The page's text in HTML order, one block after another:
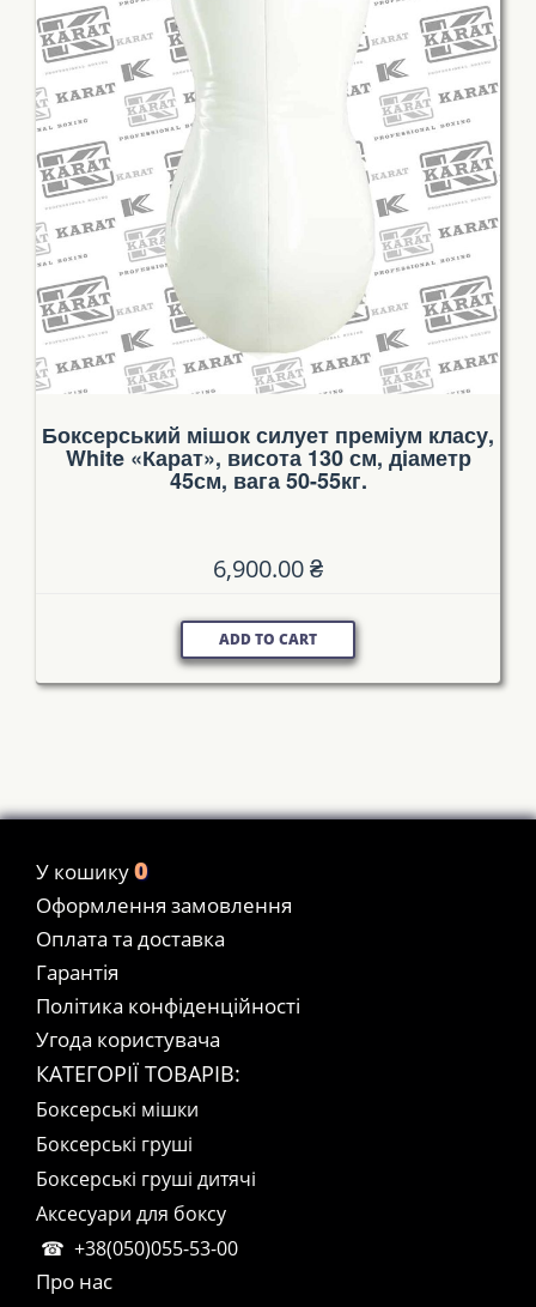
Боксерський мішок силует преміум класу,
White «Карат», висота 130 см, діаметр
45см, вага 50-55кг.
6,900.00₴
ADD TO CART
У кошику0
Оформлення замовлення
Оплата та доставка
Гарантія
Політика конфіденційності
Угода користувача
КАТЕГОРІЇ ТОВАРІВ:
Боксерські мішки
Боксерські груші
Боксерські груші дитячі
Аксесуари для боксу
+38(050)055-53-00
Про нас